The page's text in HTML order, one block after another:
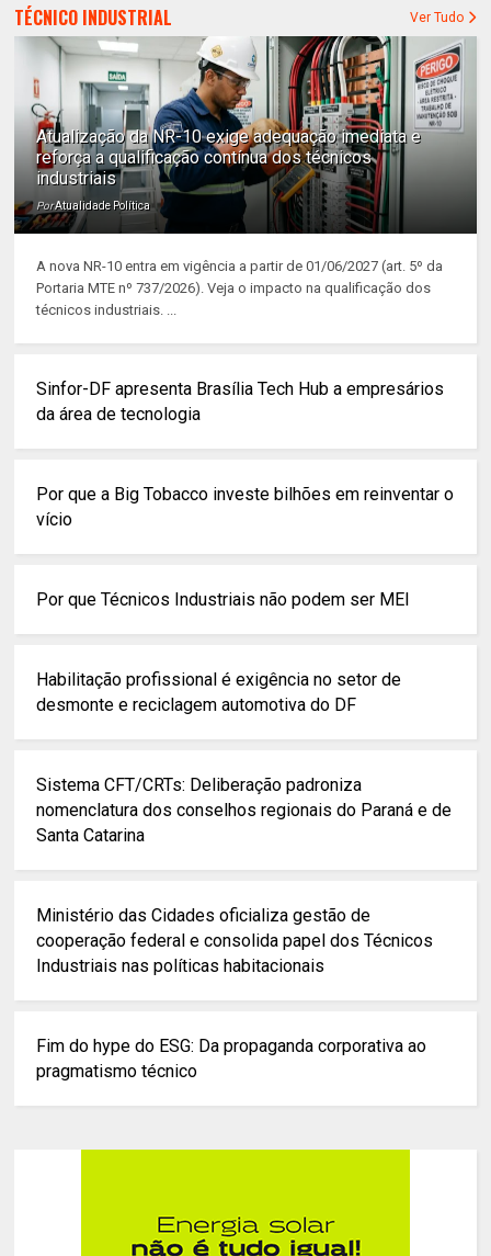
TÉCNICO INDUSTRIAL Ver Tudo
Atualização da NR-10 exige adequação imediata e
reforça a qualificação contínua dos técnicos
industriais
PorAtualidade Política
A nova NR-10 entra em vigência a partir de 01/06/2027 (art. 5º da
Portaria MTE nº 737/2026). Veja o impacto na qualificação dos
técnicos industriais. ...
Sinfor-DF apresenta Brasília Tech Hub a empresários
da área de tecnologia
Por que a Big Tobacco investe bilhões em reinventar o
vício
Por que Técnicos Industriais não podem ser MEI
Habilitação profissional é exigência no setor de
desmonte e reciclagem automotiva do DF
Sistema CFT/CRTs: Deliberação padroniza
nomenclatura dos conselhos regionais do Paraná e de
Santa Catarina
Ministério das Cidades oficializa gestão de
cooperação federal e consolida papel dos Técnicos
Industriais nas políticas habitacionais
Fim do hype do ESG: Da propaganda corporativa ao
pragmatismo técnico